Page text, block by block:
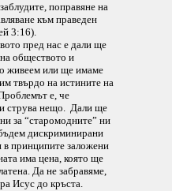
поправяне на
към праведен
3:16).
пред нас е дали ще
обществото и
живеем или ще имаме
твърдо на истините на
е, че
струва нещо. Дали ще
за “старомодните” ни
дискриминирани
в принципите заложени
има цена, която ще
Да не забравяме,
Исус до кръста.